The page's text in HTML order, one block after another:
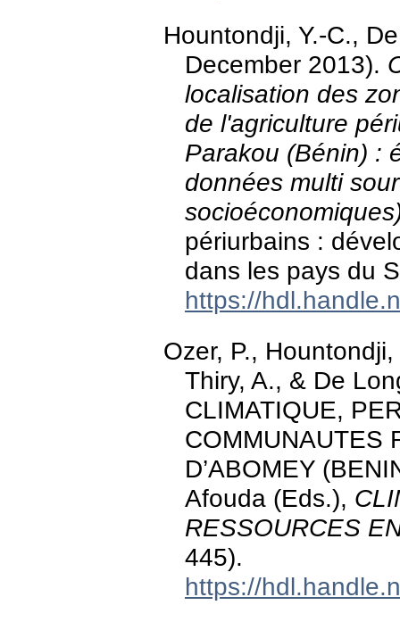
Hountondji, Y.-C.,
December 2013).
localisation des
de l'agriculture
Parakou (Bénin) :
données multi
périurbains :
dans les pays du
https://
Ozer, P.,
Thiry, A., & De
CLIMATIQUE,
COMMUNAUTES
D’ABOMEY
Afouda (Eds.),
RESSOURCES
445).
https://